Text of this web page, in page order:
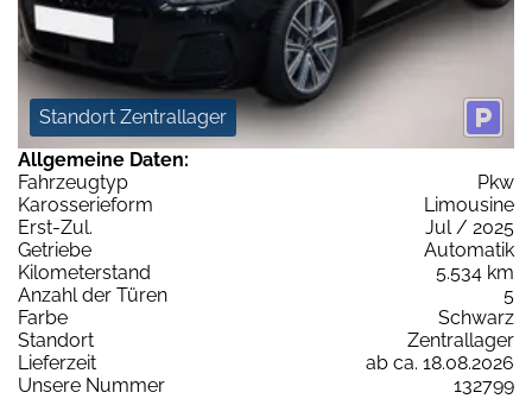
Standort Zentrallager
Allgemeine Daten:
Fahrzeugtyp
Pkw
Karosserieform
Limousine
Erst-Zul.
Jul / 2025
Getriebe
Automatik
Kilometerstand
5.534 km
Anzahl der Türen
5
Farbe
Schwarz
Standort
Zentrallager
Lieferzeit
ab ca. 18.08.2026
Unsere Nummer
132799